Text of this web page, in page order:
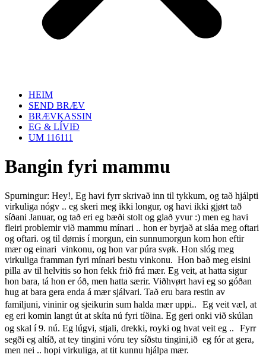
HEIM
SEND BRÆV
BRÆVKASSIN
EG & LÍVIÐ
UM 116111
Bangin fyri mammu
Spurningur: Hey!, Eg havi fyrr skrivað inn til tykkum, og tað hjálpti
virkuliga nógv .. eg skeri meg ikki longur, og havi ikki gjørt tað
síðani Januar, og tað eri eg bæði stolt og glað yvur :) men eg havi
fleiri problemir við mammu mínari .. hon er byrjað at sláa meg oftari
og oftari. og til dømis í morgun, ein sunnumorgun kom hon eftir
mær og einari vinkonu, og hon var púra svøk. Hon slóg meg
virkuliga framman fyri mínari bestu vinkonu. Hon bað meg eisini
pilla av til helvitis so hon fekk frið frá mær. Eg veit, at hatta sigur
hon bara, tá hon er óð, men hatta særir. Viðhvørt havi eg so góðan
hug at bara gera enda á mær sjálvari. Tað eru bara restin av
familjuni, vininir og sjeikurin sum halda mær uppi.. Eg veit væl, at
eg eri komin langt út at skíta nú fyri tíðina. Eg geri onki við skúlan
og skal í 9. nú. Eg lúgvi, stjali, drekki, royki og hvat veit eg .. Fyrr
segði eg altíð, at tey tingini vóru tey síðstu tingini,ið eg fór at gera,
men nei .. hopi virkuliga, at tit kunnu hjálpa mær.